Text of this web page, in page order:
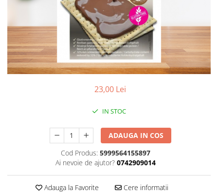
23,00 Lei
IN STOC
ADAUGA IN COS
Cod Produs: 5999564155897
Ai nevoie de ajutor? 0742909014
Adauga la Favorite Cere informatii